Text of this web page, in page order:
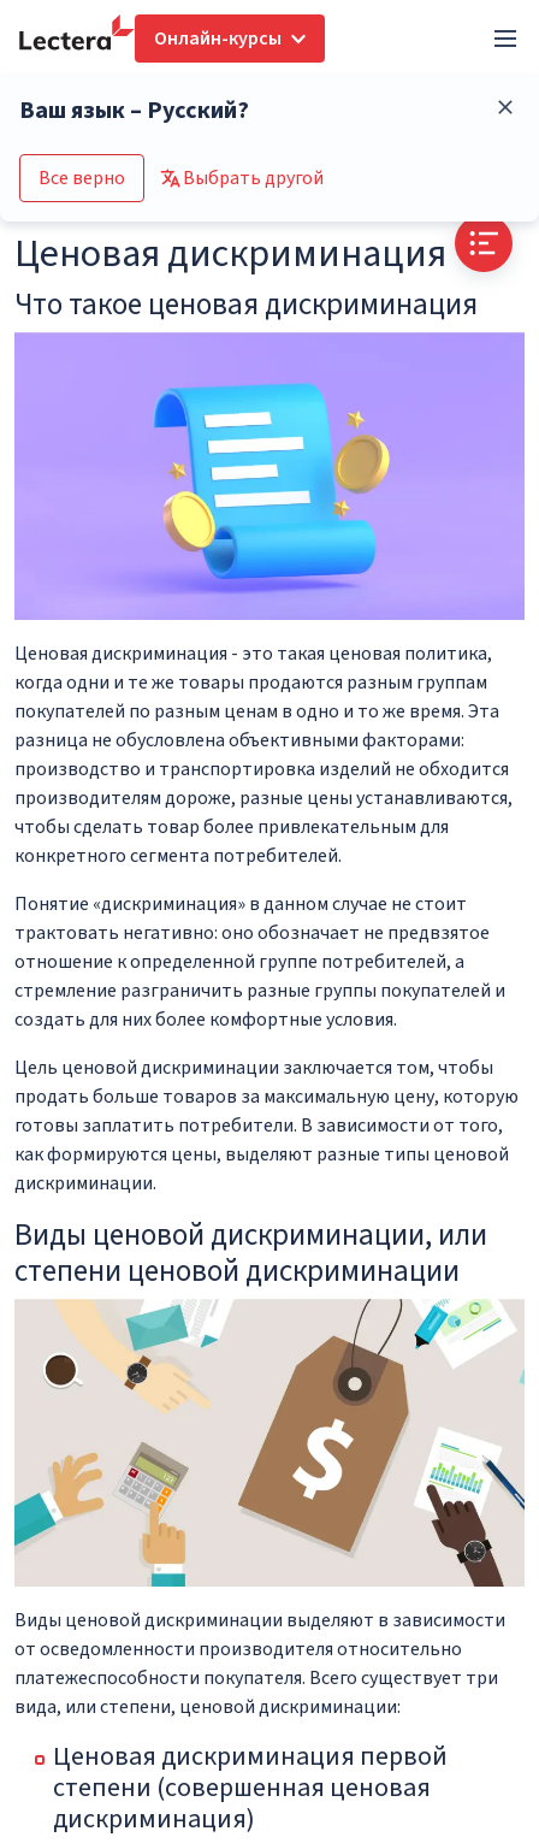
Онлайн-курсы
Ваш язык – Русский?
Все верно Выбрать другой
Перейти в каталог курсов
Ценовая дискриминация
Что такое ценовая дискриминация
Ценовая дискриминация - это такая ценовая политика,
когда одни и те же товары продаются разным группам
покупателей по разным ценам в одно и то же время. Эта
разница не обусловлена объективными факторами:
производство и транспортировка изделий не обходится
производителям дороже, разные цены устанавливаются,
чтобы сделать товар более привлекательным для
конкретного сегмента потребителей.
Понятие «дискриминация» в данном случае не стоит
трактовать негативно: оно обозначает не предвзятое
отношение к определенной группе потребителей, а
стремление разграничить разные группы покупателей и
создать для них более комфортные условия.
Цель ценовой дискриминации заключается том, чтобы
продать больше товаров за максимальную цену, которую
готовы заплатить потребители. В зависимости от того,
как формируются цены, выделяют разные типы ценовой
дискриминации.
Виды ценовой дискриминации, или
степени ценовой дискриминации
Виды ценовой дискриминации выделяют в зависимости
от осведомленности производителя относительно
платежеспособности покупателя. Всего существует три
вида, или степени, ценовой дискриминации:
Ценовая дискриминация первой
степени (совершенная ценовая
дискриминация)